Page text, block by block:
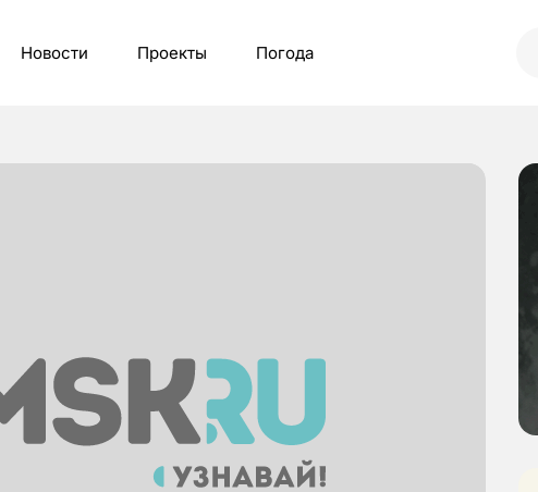
Новости Проекты Погода